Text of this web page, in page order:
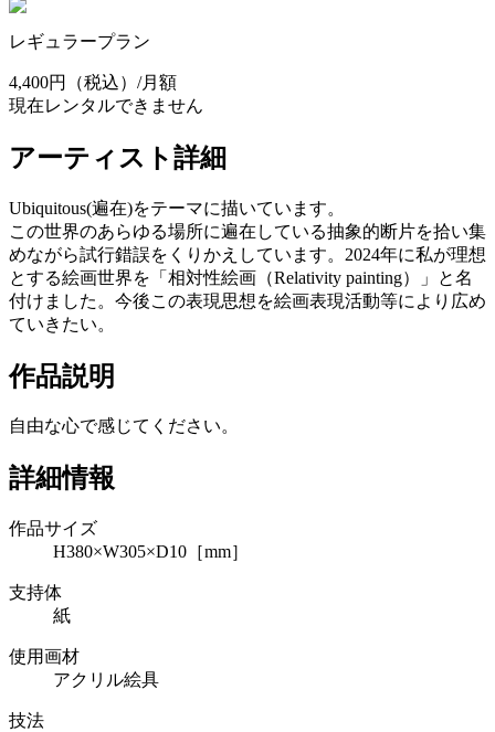
レギュラープラン
4,400円
（税込）/月額
現在レンタルできません
アーティスト詳細
Ubiquitous(遍在)をテーマに描いています。
この世界のあらゆる場所に遍在している抽象的断片を拾い集
めながら試行錯誤をくりかえしています。2024年に私が理想
とする絵画世界を「相対性絵画（Relativity painting）」と名
付けました。今後この表現思想を絵画表現活動等により広め
ていきたい。
作品説明
自由な心で感じてください。
詳細情報
作品サイズ
H380×W305×D10［mm］
支持体
紙
使用画材
アクリル絵具
技法